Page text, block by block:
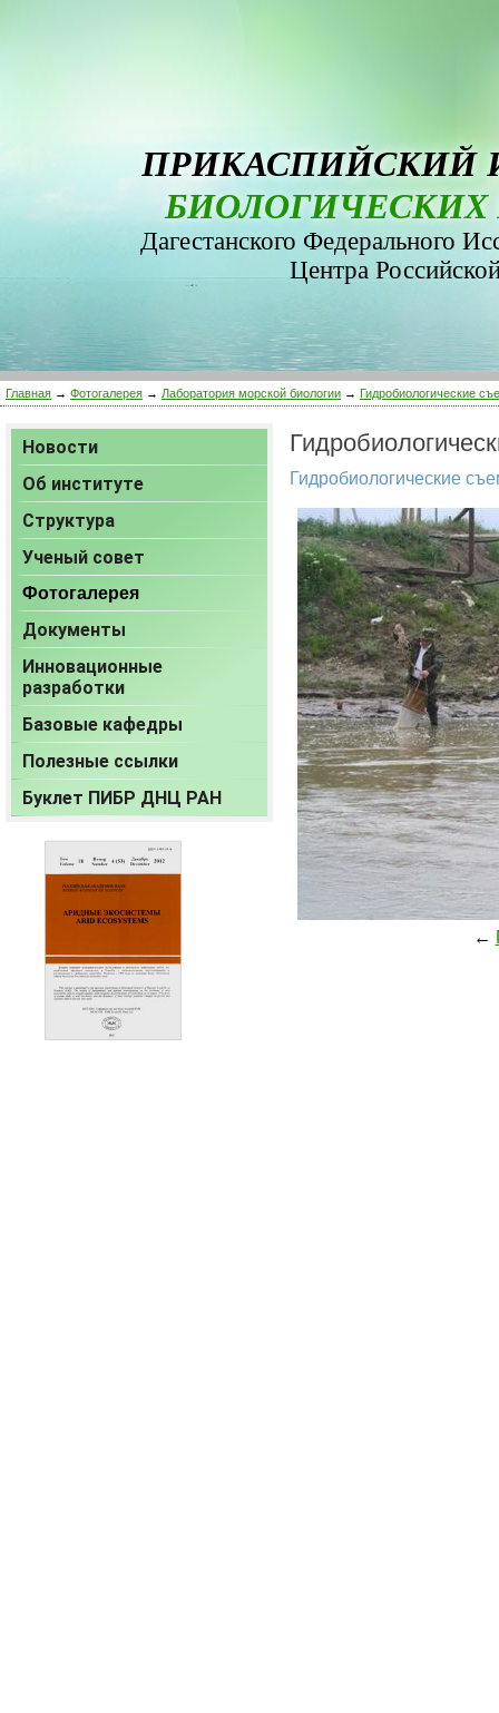
ПРИКАСПИЙСКИЙ
БИОЛОГИЧЕСКИХ
Дагестанского Федерального
Центра
Главная → Фотогалерея → Лаборатория морской биологии → Гидробиологические
Новости
Об институте
Структура
Ученый совет
Фотогалерея
Документы
Инновационные
разработки
Базовые кафедры
Полезные ссылки
Буклет ПИБР ДНЦ РАН
Гидробиологические
←